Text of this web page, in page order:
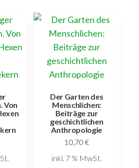
Von
Der Garten des
Menschlichen:
Beiträge zur
geschichtlichen
Anthropologie
10,70€
inkl. 7 % MwSt.